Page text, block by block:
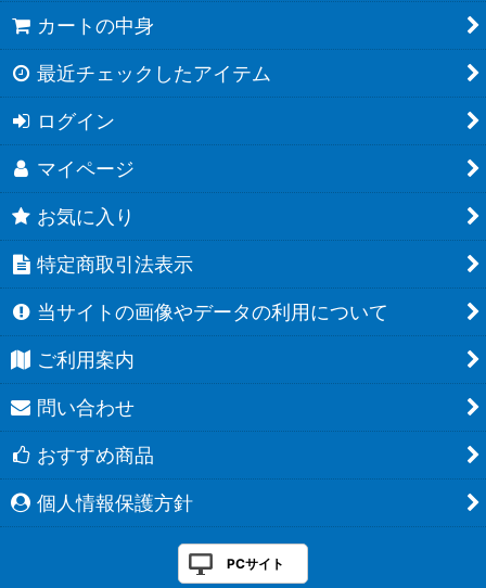
カートの中身
最近チェックしたアイテム
ログイン
マイページ
お気に入り
特定商取引法表示
当サイトの画像やデータの利用について
ご利用案内
問い合わせ
おすすめ商品
個人情報保護方針
PCサイト